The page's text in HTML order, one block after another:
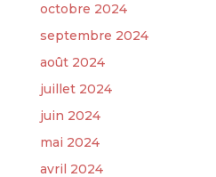
octobre 2024
septembre 2024
août 2024
juillet 2024
juin 2024
mai 2024
avril 2024